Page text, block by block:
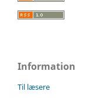
Information
Til læsere